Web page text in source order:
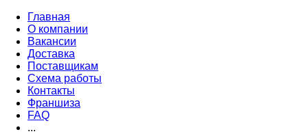
Главная
О компании
Вакансии
Доставка
Поставщикам
Схема работы
Контакты
Франшиза
FAQ
...